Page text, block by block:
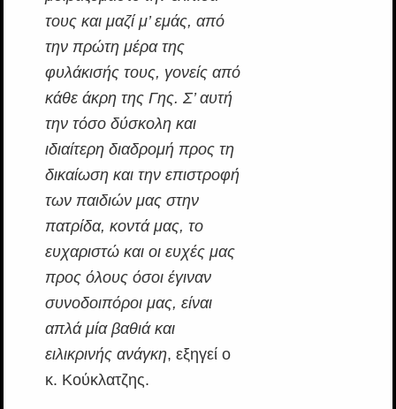
τους και μαζί μ’ εμάς, από
την πρώτη μέρα της
φυλάκισής τους, γονείς από
κάθε άκρη της Γης. Σ’ αυτή
την τόσο δύσκολη και
ιδιαίτερη διαδρομή προς τη
δικαίωση και την επιστροφή
των παιδιών μας στην
πατρίδα, κοντά μας, το
ευχαριστώ και οι ευχές μας
προς όλους όσοι έγιναν
συνοδοιπόροι μας, είναι
απλά μία βαθιά και
ειλικρινής ανάγκη, εξηγεί ο
κ. Κούκλατζης.